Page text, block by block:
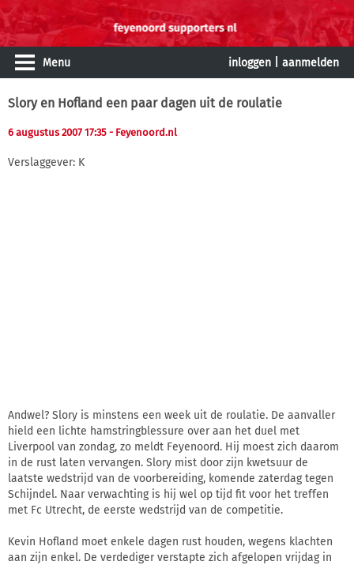
Menu inloggen aanmelden
Slory en Hofland een paar dagen uit de roulatie
6 augustus 2007 17:35 - Feyenoord.nl
Verslaggever: K
Andwel? Slory is minstens een week uit de roulatie. De aanvaller
hield een lichte hamstringblessure over aan het duel met
Liverpool van zondag, zo meldt Feyenoord. Hij moest zich daarom
in de rust laten vervangen. Slory mist door zijn kwetsuur de
laatste wedstrijd van de voorbereiding, komende zaterdag tegen
Schijndel. Naar verwachting is hij wel op tijd fit voor het treffen
met Fc Utrecht, de eerste wedstrijd van de competitie.
Kevin Hofland moet enkele dagen rust houden, wegens klachten
aan zijn enkel. De verdediger verstapte zich afgelopen vrijdag in